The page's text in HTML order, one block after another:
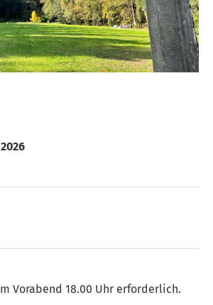
Vorabend 18.00 Uhr erforderlich.